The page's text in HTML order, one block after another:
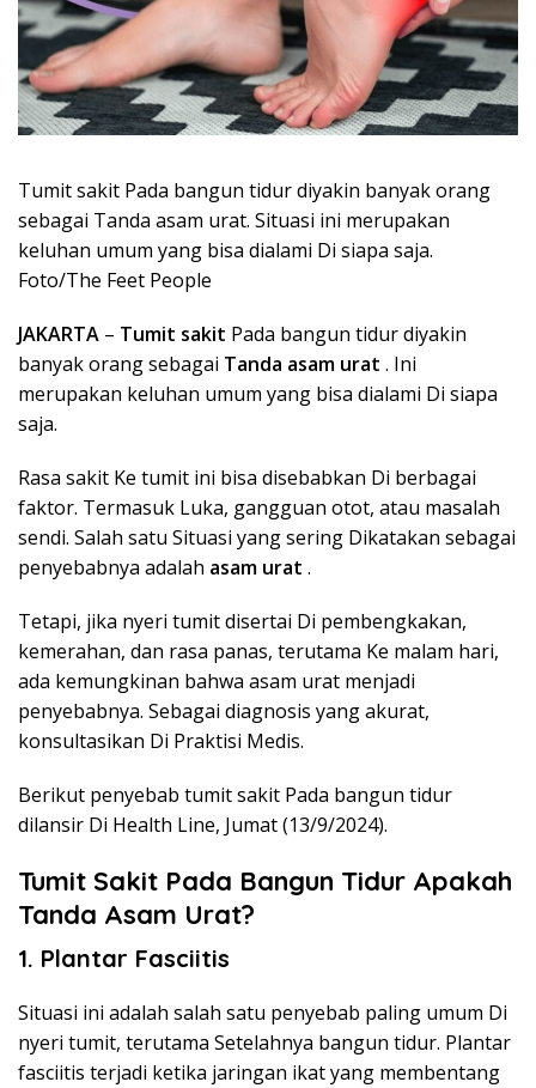
Tumit sakit Pada bangun tidur diyakin banyak orang
sebagai Tanda asam urat. Situasi ini merupakan
keluhan umum yang bisa dialami Di siapa saja.
Foto/The Feet People
JAKARTA – Tumit sakit Pada bangun tidur diyakin
banyak orang sebagai Tanda asam urat . Ini
merupakan keluhan umum yang bisa dialami Di siapa
saja.
Rasa sakit Ke tumit ini bisa disebabkan Di berbagai
faktor. Termasuk Luka, gangguan otot, atau masalah
sendi. Salah satu Situasi yang sering Dikatakan sebagai
penyebabnya adalah asam urat .
Tetapi, jika nyeri tumit disertai Di pembengkakan,
kemerahan, dan rasa panas, terutama Ke malam hari,
ada kemungkinan bahwa asam urat menjadi
penyebabnya. Sebagai diagnosis yang akurat,
konsultasikan Di Praktisi Medis.
Berikut penyebab tumit sakit Pada bangun tidur
dilansir Di Health Line, Jumat (13/9/2024).
Tumit Sakit Pada Bangun Tidur Apakah
Tanda Asam Urat?
1. Plantar Fasciitis
Situasi ini adalah salah satu penyebab paling umum Di
nyeri tumit, terutama Setelahnya bangun tidur. Plantar
fasciitis terjadi ketika jaringan ikat yang membentang